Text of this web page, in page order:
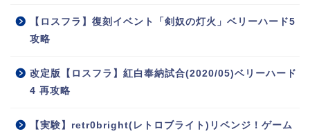
【ロスフラ】復刻イベント「剣奴の灯火」ベリーハード5
攻略
改定版【ロスフラ】紅白奉納試合(2020/05)ベリーハード
4 再攻略
【実験】retr0bright(レトロブライト)リベンジ！ゲーム